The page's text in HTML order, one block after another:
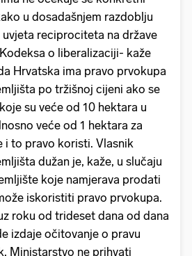
u dosadašnjem razdoblju
reciprociteta na države
o liberalizaciji- kaže
Hrvatska ima pravo prvokupa
po tržišnoj cijeni ako se
su veće od 10 hektara u
veće od 1 hektara za
i to pravo koristi. Vlasnik
dužan je, kaže, u slučaju
koje namjerava prodati
iskoristiti pravo prvokupa.
roku od trideset dana od dana
izdaje očitovanje o pravu
Ministarstvo ne prihvati